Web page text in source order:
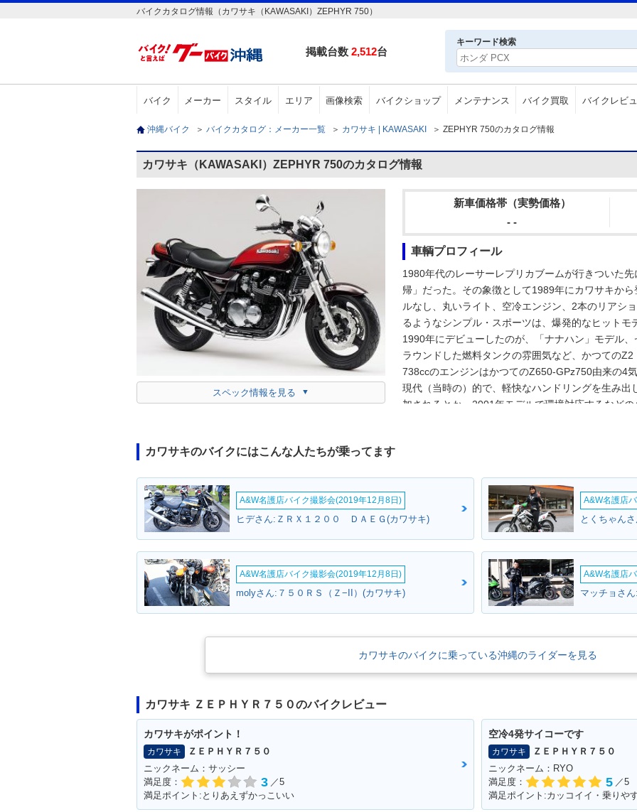
バイクカタログ情報（カワサキ（KAWASAKI）ZEPHYR 750）
掲載台数 2,512台
キーワード検索
バイク メーカー スタイル エリア 画像検索 バイクショップ メンテナンス バイク買取 バイクレビ
沖縄バイク ＞ バイクカタログ：メーカー一覧 ＞ カワサキ | KAWASAKI ＞ ZEPHYR 750のカタログ情報
カワサキ（KAWASAKI）ZEPHYR 750のカタログ情報
スペック情報を見る
新車価格帯（実勢価格）
- -
車輌プロフィール
1980年代のレーサーレプリカブームが行きついた
帰」だった。その象徴として1989年にカワサキか
ルなし、丸いライト、空冷エンジン、2本のリアシ
るようなシンプル・スポーツは、爆発的なヒット
1990年にデビューしたのが、「ナナハン」モデル
ラウンドした燃料タンクの雰囲気など、かつての
738ccのエンジンはかつてのZ650-GPz750由来の4
現代（当時の）的で、軽快なハンドリングを生み
加されるとか、2001年モデルで環境対応するなど
カワサキのバイクにはこんな人たちが乗ってます
A&W名護店バイク撮影会(2019年12月8日)
ヒデさん:ＺＲＸ１２００ ＤＡＥＧ(カワサキ)
A&W名護店
とくちゃん
A&W名護店バイク撮影会(2019年12月8日)
molyさん:７５０ＲＳ（Ｚ−II）(カワサキ)
A&W名護店
マッチョさ
カワサキのバイクに乗っている沖縄のライダーを見る
カワサキ ＺＥＰＨＹＲ７５０のバイクレビュー
カワサキがポイント！
カワサキ
ＺＥＰＨＹＲ７５０
ニックネーム：サッシー
満足度：
3 ／5
満足ポイント:とりあえずかっこいい
空冷4発サイコーです
カワサキ
ＺＥＰＨＹＲ７５０
ニックネーム：RYO
満足度：
5 ／5
満足ポイント:カッコイイ・乗りや